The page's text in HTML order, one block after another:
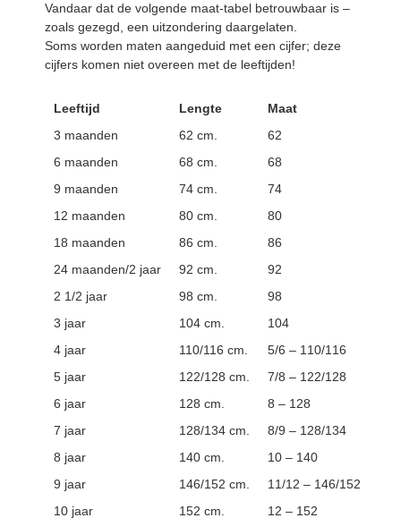
Vandaar dat de volgende maat-tabel betrouwbaar is –
zoals gezegd, een uitzondering daargelaten.
Soms worden maten aangeduid met een cijfer; deze
cijfers komen niet overeen met de leeftijden!
Leeftijd Lengte
Maat
3 maanden
62 cm.
62
6 maanden
68 cm.
68
9 maanden
74 cm.
74
12 maanden
80 cm.
80
18 maanden
86 cm.
86
24 maanden/2 jaar
92 cm.
92
2 1/2 jaar
98 cm.
98
3 jaar
104 cm.
104
4 jaar
110/116 cm.
5/6 – 110/116
5 jaar
122/128 cm.
7/8 – 122/128
6 jaar
128 cm.
8 – 128
7 jaar
128/134 cm.
8/9 – 128/134
8 jaar
140 cm.
10 – 140
9 jaar
146/152 cm.
11/12 – 146/152
10 jaar
152 cm. 12 – 152